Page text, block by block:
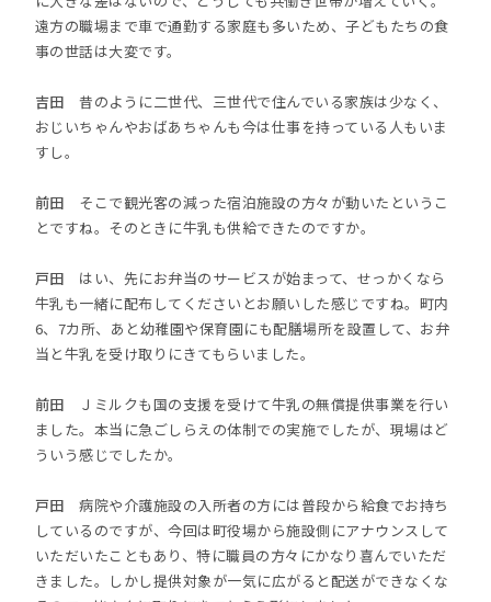
遠方の職場まで車で通勤する家庭も多いため、子どもたちの食
事の世話は大変です。
吉田 昔のように二世代、三世代で住んでいる家族は少なく、
おじいちゃんやおばあちゃんも今は仕事を持っている人もいま
すし。
前田 そこで観光客の減った宿泊施設の方々が動いたというこ
とですね。そのときに牛乳も供給できたのですか。
戸田 はい、先にお弁当のサービスが始まって、せっかくなら
牛乳も一緒に配布してくださいとお願いした感じですね。町内
6、7カ所、あと幼稚園や保育園にも配膳場所を設置して、お弁
当と牛乳を受け取りにきてもらいました。
前田 Ｊミルクも国の支援を受けて牛乳の無償提供事業を行い
ました。本当に急ごしらえの体制での実施でしたが、現場はど
ういう感じでしたか。
戸田 病院や介護施設の入所者の方には普段から給食でお持ち
しているのですが、今回は町役場から施設側にアナウンスして
いただいたこともあり、特に職員の方々にかなり喜んでいただ
きました。しかし提供対象が一気に広がると配送ができなくな